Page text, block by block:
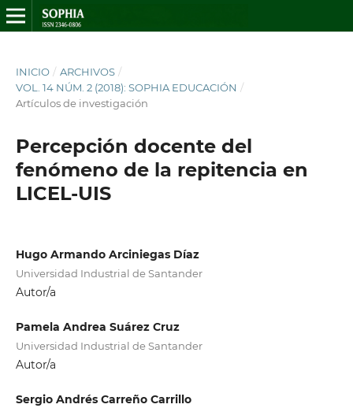
INICIO / ARCHIVOS /
VOL. 14 NÚM. 2 (2018): SOPHIA EDUCACIÓN /
Artículos de investigación
Percepción docente del
fenómeno de la repitencia en
LICEL-UIS
Hugo Armando Arciniegas Díaz
Universidad Industrial de Santander
Autor/a
Pamela Andrea Suárez Cruz
Universidad Industrial de Santander
Autor/a
Sergio Andrés Carreño Carrillo